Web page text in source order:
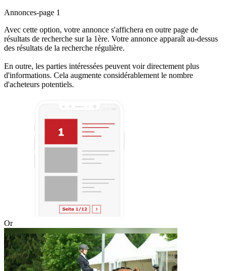
Annonces-page 1
Avec cette option, votre annonce s'affichera en outre page de
résultats de recherche sur la 1ère. Votre annonce apparaît au-dessus
des résultats de la recherche régulière.
En outre, les parties intéressées peuvent voir directement plus
d'informations. Cela augmente considérablement le nombre
d'acheteurs potentiels.
Or